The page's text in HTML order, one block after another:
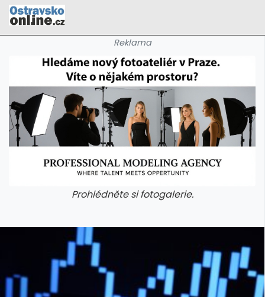
Reklama
Prohlédněte si fotogalerie.